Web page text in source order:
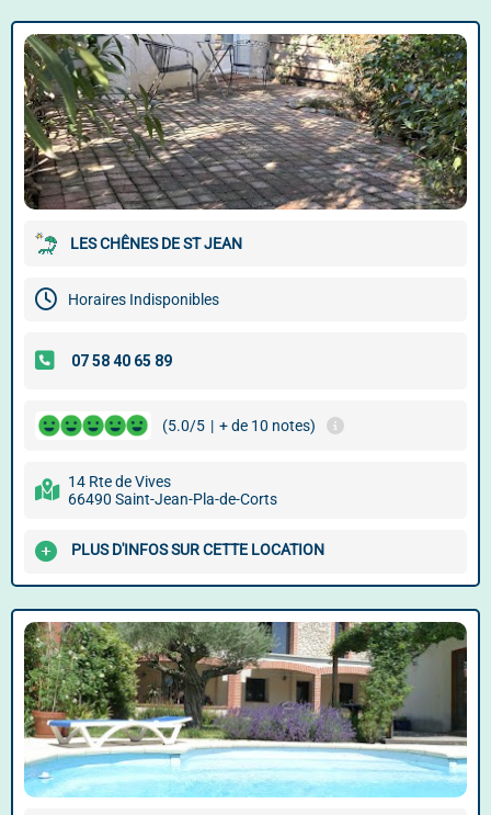
LES CHÊNES DE ST JEAN
Horaires Indisponibles
(5.0/5 | + de 10 notes)
14 Rte de Vives
66490 Saint-Jean-Pla-de-Corts
PLUS D'INFOS SUR CETTE LOCATION